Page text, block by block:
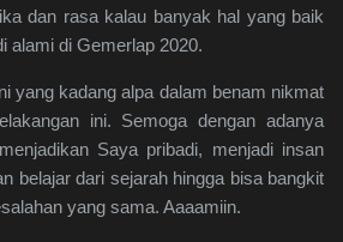
dan rasa kalau banyak hal yang baik
alami di Gemerlap 2020.
yang kadang alpa dalam benam nikmat
ini. Semoga dengan adanya
Saya pribadi, menjadi insan
belajar dari sejarah hingga bisa bangkit
yang sama. Aaaamiin.